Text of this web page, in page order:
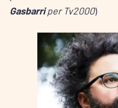
Gasbarriper Tv2000)